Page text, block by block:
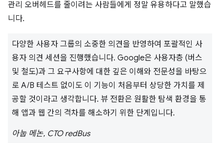
관리 오버헤드를 줄이려는 사람들에게 정말 유용하다고 말했습
니다.
다양한 사용자 그룹의 소중한 의견을 반영하여 포괄적인 사
용자 의견 세션을 진행했습니다. Google은 사용자층 (버스
및 철도)과 그 요구사항에 대한 깊은 이해와 전문성을 바탕으
로 A/B 테스트 없이도 이 기능이 처음부터 상당한 가치를 제
공할 것이라고 생각합니다. 뷰 전환은 원활한 탐색 환경을 통
해 앱과 웹 간의 격차를 해소하기 위한 단계입니다.
아눕 메논, CTO redBus